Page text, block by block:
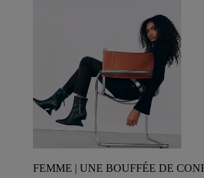
FEMME | UNE BOUFFÉE DE